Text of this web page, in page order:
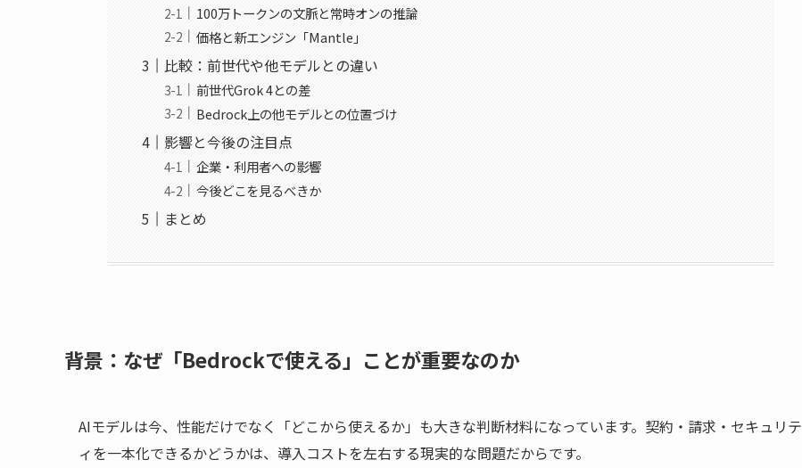
100万トークンの文脈と常時オンの推論
価格と新エンジン「Mantle」
比較：前世代や他モデルとの違い
前世代Grok 4との差
Bedrock上の他モデルとの位置づけ
影響と今後の注目点
企業・利用者への影響
今後どこを見るべきか
まとめ
背景：なぜ「Bedrockで使える」ことが重要なのか
AIモデルは今、性能だけでなく「どこから使えるか」も大きな判断材料になっています。契約・請求・セキュリテ
ィを一本化できるかどうかは、導入コストを左右する現実的な問題だからです。